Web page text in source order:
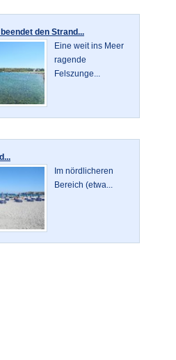
den Strand...
Eine weit ins Meer
ragende
Felszunge...
Im nördlicheren
Bereich (etwa...